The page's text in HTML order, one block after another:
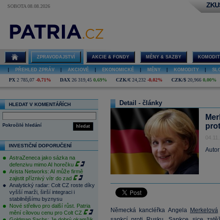
SOBOTA 08.08.2026
ZPRAVODAJSTVÍ AKCIE & FONDY MĚNY & SAZBY
PŘEHLED ZPRÁV AKCIOVÉ EKONOMICKÉ MĚNY KOMODITY
PX 2 785,07 -0,71% DAX 26 319,45 0,69% CZK/€ 24,232 -0,02% CZK/$ 20,966 0,00%
HLEDAT V KOMENTÁŘÍCH
hledat
Pokročilé hledání
INVESTIČNÍ DOPORUČENÍ
AstraZeneca jako sázka na
defenzivu mimo AI horečku
Arista Networks: AI může firmě
zajistit příznivý vítr do zad
Analytický radar: Colt CZ roste díky
vyšší marži, širší integraci i
stabilnějšímu byznysu
Nové střelivo pro další růst. Patria
mění cílovou cenu pro Colt CZ
Detail - články
Německá kancléřka Angela Merkelová